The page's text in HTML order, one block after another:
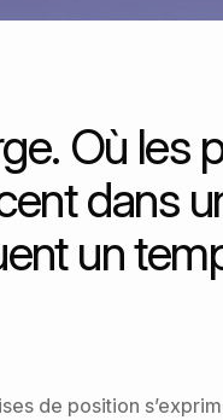
Où les
dans
un
de position